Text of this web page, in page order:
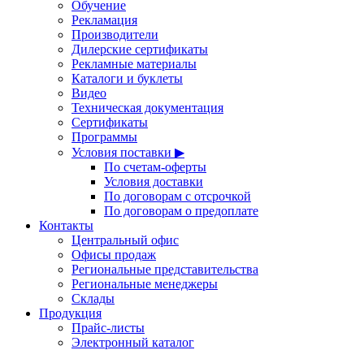
Обучение
Рекламация
Производители
Дилерские сертификаты
Рекламные материалы
Каталоги и буклеты
Видео
Техническая документация
Сертификаты
Программы
Условия поставки ▶
По счетам-оферты
Условия доставки
По договорам с отсрочкой
По договорам о предоплате
Контакты
Центральный офис
Офисы продаж
Региональные представительства
Региональные менеджеры
Склады
Продукция
Прайс-листы
Электронный каталог